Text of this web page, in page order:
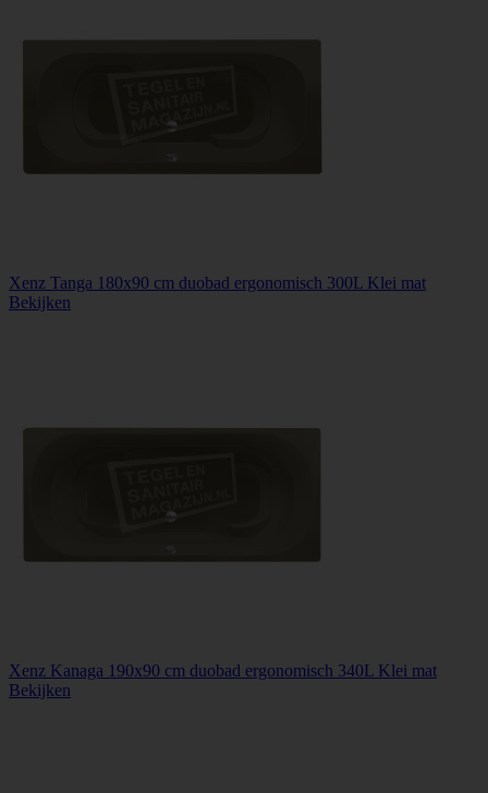
Xenz Tanga 180x90 cm duobad ergonomisch 300L Klei mat
Bekijken
Xenz Kanaga 190x90 cm duobad ergonomisch 340L Klei mat
Bekijken